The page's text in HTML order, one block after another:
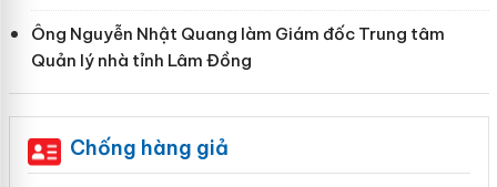
Ông Nguyễn Nhật Quang làm Giám đốc Trung tâm
Quản lý nhà tỉnh Lâm Đồng
Chống hàng giả